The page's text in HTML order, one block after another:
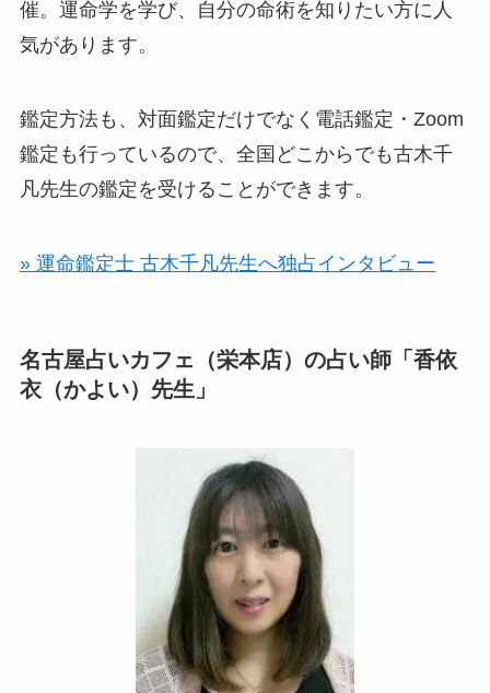
催。運命学を学び、自分の命術を知りたい方に人
気があります。
鑑定方法も、対面鑑定だけでなく電話鑑定・Zoom
鑑定も行っているので、全国どこからでも古木千
凡先生の鑑定を受けることができます。
» 運命鑑定士 古木千凡先生へ独占インタビュー
名古屋占いカフェ（栄本店）の占い師「香依
衣（かよい）先生」